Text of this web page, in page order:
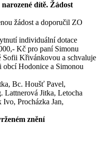
dítě. Žádost
žádost a doporučil ZO
individuální dotace
Kč pro paní Simonu
Sofii Křivánkovou a schvaluje
obcí Hodonice a Simonou
Bc. Houšť Pavel,
Lattnerová Jitka, Letocha
Procházka Jan,
znění